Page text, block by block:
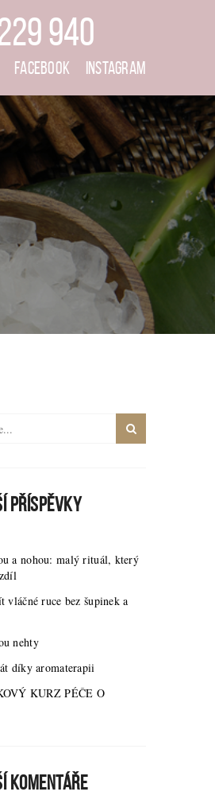
FACEBOOK INSTAGRAM
940
PŘÍSPĚVKY
a nohou: malý rituál, který
vláčné ruce bez šupinek a
nehty
díky aromaterapii
KURZ PÉČE O
KOMENTÁŘE